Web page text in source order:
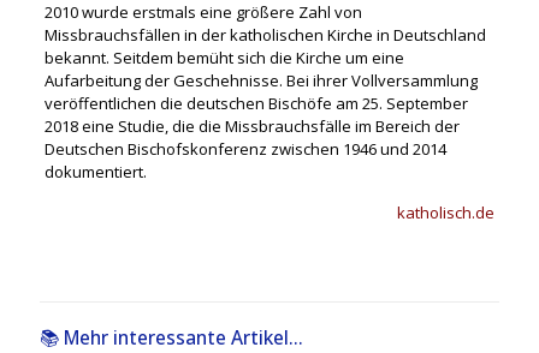
2010 wurde erstmals eine größere Zahl von
Missbrauchsfällen in der katholischen Kirche in Deutschland
bekannt. Seitdem bemüht sich die Kirche um eine
Aufarbeitung der Geschehnisse. Bei ihrer Vollversammlung
veröffentlichen die deutschen Bischöfe am 25. September
2018 eine Studie, die die Missbrauchsfälle im Bereich der
Deutschen Bischofskonferenz zwischen 1946 und 2014
dokumentiert.
katholisch.de
📚 Mehr interessante Artikel...